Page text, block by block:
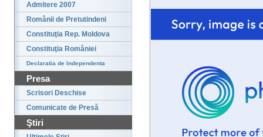
Admitere 2007
Românii de Pretutindeni
Constituţia Rep. Moldova
Constituţia României
Declaratia de Independenta
Presa
Scrisori Deschise
Comunicate de Presă
Ştiri